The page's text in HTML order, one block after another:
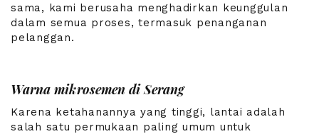
sama, kami berusaha menghadirkan keunggulan
dalam semua proses, termasuk penanganan
pelanggan.
Warna mikrosemen di Serang
Karena ketahanannya yang tinggi, lantai adalah
salah satu permukaan paling umum untuk